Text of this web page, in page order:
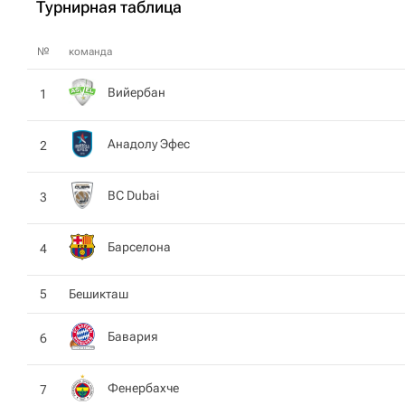
Турнирная таблица
№ команда
1 Вийербан
2 Анадолу Эфес
3 BC Dubai
4 Барселона
5 Бешикташ
6 Бавария
7 Фенербахче